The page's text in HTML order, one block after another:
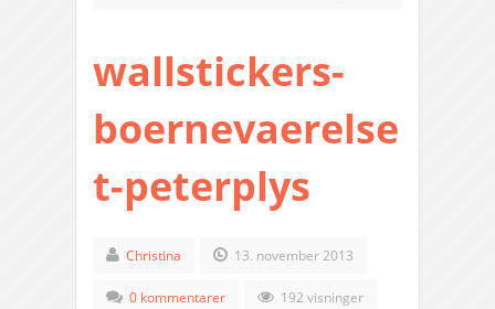
wallstickers-
boernevaerelse
t-peterplys
Christina 13. november 2013
0 kommentarer 192 visninger